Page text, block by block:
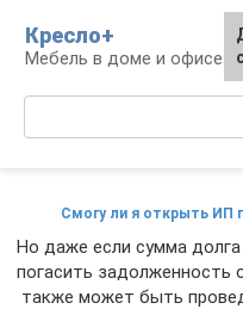
контенту
Кресло+
Мебель в доме и офисе
Смогу ли я открыть ИП
Но даже если сумма
погасить задолженность
также может быть